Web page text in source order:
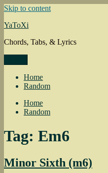
Skip to content
YaToXi
Chords, Tabs, & Lyrics
Home
Random
Home
Random
Tag: Em6
Minor Sixth (m6)